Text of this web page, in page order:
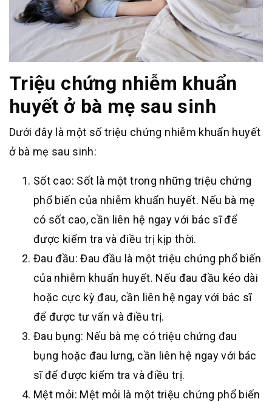
Triệu chứng nhiễm khuẩn
huyết ở bà mẹ sau sinh
Dưới đây là một số triệu chứng nhiễm khuẩn huyết
ở bà mẹ sau sinh:
Sốt cao: Sốt là một trong những triệu chứng
phổ biến của nhiễm khuẩn huyết. Nếu bà mẹ
có sốt cao, cần liên hệ ngay với bác sĩ để
được kiểm tra và điều trị kịp thời.
Đau đầu: Đau đầu là một triệu chứng phổ biến
của nhiễm khuẩn huyết. Nếu đau đầu kéo dài
hoặc cực kỳ đau, cần liên hệ ngay với bác sĩ
để được tư vấn và điều trị.
Đau bụng: Nếu bà mẹ có triệu chứng đau
bụng hoặc đau lưng, cần liên hệ ngay với bác
sĩ để được kiểm tra và điều trị.
Mệt mỏi: Mệt mỏi là một triệu chứng phổ biến